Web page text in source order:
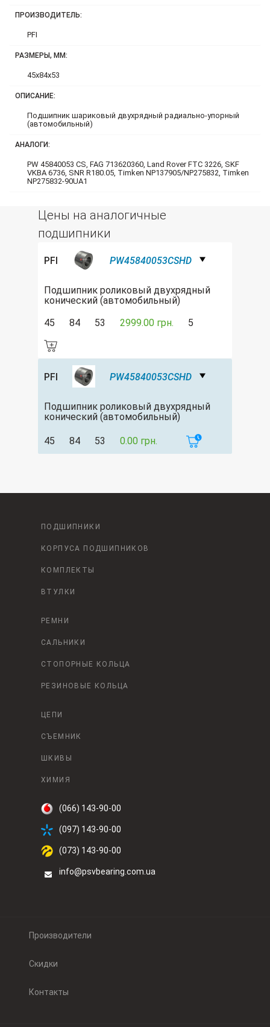
ПРОИЗВОДИТЕЛЬ:
PFI
РАЗМЕРЫ, ММ:
45x84x53
ОПИСАНИЕ:
Подшипник шариковый двухрядный радиально-упорный
(автомобильный)
АНАЛОГИ:
PW 45840053 CS, FAG 713620360, Land Rover FTC 3226, SKF
VKBA 6736, SNR R180.05, Timken NP137905/NP275832, Timken
NP275832-90UA1
Цены на аналогичные
подшипники
PFI PW45840053CSHD
Подшипник роликовый двухрядный
конический (автомобильный)
45
84 53 2999.00 грн. 5
PFI PW45840053CSHD
Подшипник роликовый двухрядный
конический (автомобильный)
45 84 53 0.00 грн.
ПОДШИПНИКИ
КОРПУСА ПОДШИПНИКОВ
КОМПЛЕКТЫ
ВТУЛКИ
РЕМНИ
САЛЬНИКИ
СТОПОРНЫЕ КОЛЬЦА
РЕЗИНОВЫЕ КОЛЬЦА
ЦЕПИ
СЪЕМНИК
ШКИВЫ
ХИМИЯ
(066) 143-90-00
(097) 143-90-00
(073) 143-90-00
info@psvbearing.com.ua
Производители
Скидки
Контакты